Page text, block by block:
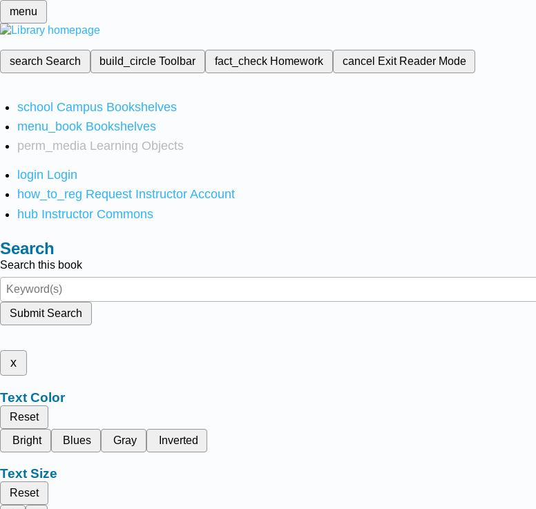
menu
search Search build_circleToolbar fact_check Homework cancel Exit Reader Mode
school Campus Bookshelves
menu_book Bookshelves
perm_media Learning Objects
login Login
how_to_reg Request Instructor Account
hub Instructor Commons
Search
Search this book
Submit Search
x
Text Color
Reset
Bright
Blues Gray Inverted
Text Size
Reset